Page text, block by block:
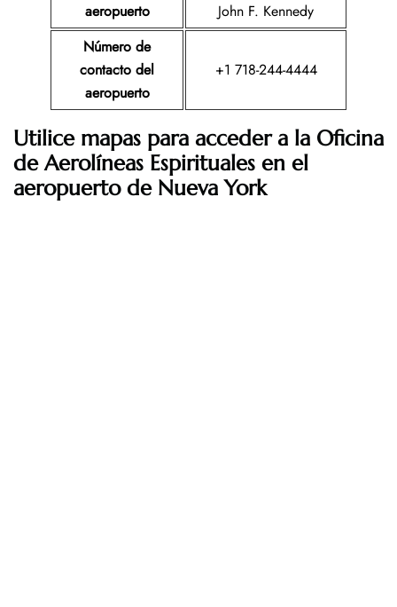
aeropuerto
John F. Kennedy
Número de
contacto del
aeropuerto
+1 718-244-4444
Utilice mapas para acceder a la Oficina
de Aerolíneas Espirituales en el
aeropuerto de Nueva York